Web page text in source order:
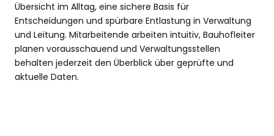
Übersicht im Alltag, eine sichere Basis für
Entscheidungen und spürbare Entlastung in Verwaltung
und Leitung. Mitarbeitende arbeiten intuitiv, Bauhofleiter
planen vorausschauend und Verwaltungsstellen
behalten jederzeit den Überblick über geprüfte und
aktuelle Daten.